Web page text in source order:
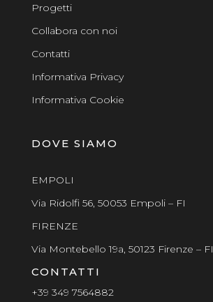
Progetti
Collabora con noi
Contatti
Informativa Privacy
Informativa Cookie
DOVE SIAMO
EMPOLI
Via Ridolfi 56, 50053 Empoli – FI
FIRENZE
Via Montebello 19a, 50123 Firenze – FI
CONTATTI
+39 349 7564882